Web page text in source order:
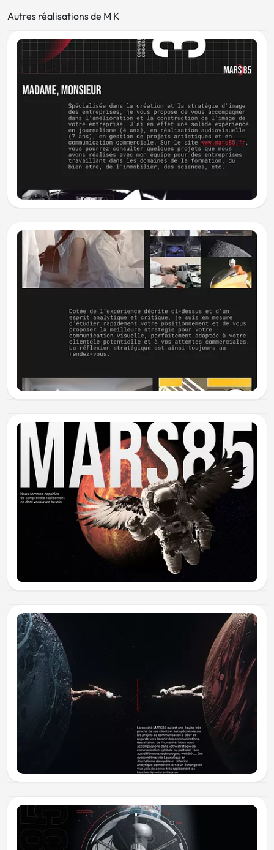
Autres réalisations de M K